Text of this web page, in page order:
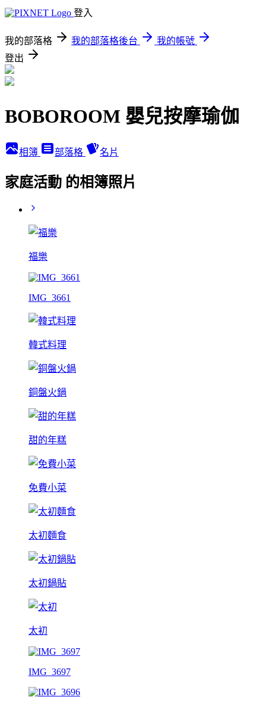
登入
我的部落格 我的部落格後台
我的帳號
登出
BOBOROOM 嬰兒按摩瑜伽
相簿 部落格 名片
家庭活動 的相簿照片
福樂
IMG_3661
韓式料理
銅盤火鍋
甜的年糕
免費小菜
太初麵食
太初鍋貼
太初
IMG_3697